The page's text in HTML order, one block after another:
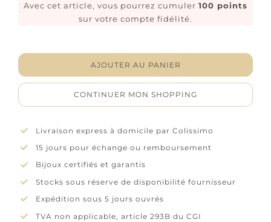
Avec cet article, vous pourrez cumuler 100 points
sur votre compte fidélité.
de
Pendentif
"Orlysse"
Or
blanc
carats
AJOUTER AU PANIER
CONTINUER MON SHOPPING
Livraison express à domicile par Colissimo
15 jours pour échange ou remboursement
Bijoux certifiés et garantis
Stocks sous réserve de disponibilité fournisseur
Expédition sous 5 jours ouvrés
TVA non applicable, article 293B du CGI